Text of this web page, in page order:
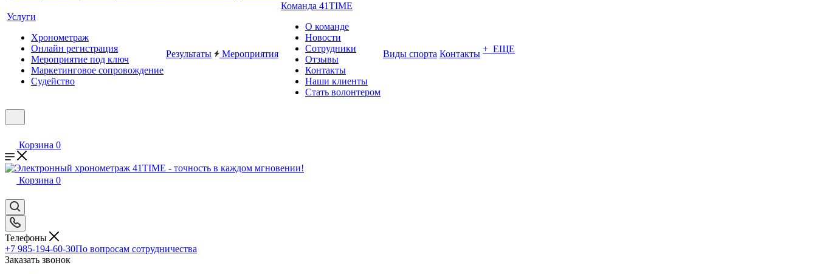
Услуги
Хронометраж
Онлайн регистрация
Мероприятие под ключ
Маркетинговое сопровождение
Судейство
Результаты Мероприятия
Команда 41TIME
О команде
Новости
Сотрудники
Отзывы
Контакты
Наши клиенты
Стать волонтером
Виды спорта Контакты + ЕЩЕ
Корзина 0
Корзина 0
Телефоны
+7 985-194-60-30По вопросам сотрудничества
Заказать звонок